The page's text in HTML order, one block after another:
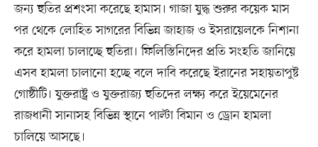
জন্য হুতির প্রশংসা করেছে হামাস। গাজা যুদ্ধ শুরুর কয়েক মাস
পর থেকে লোহিত সাগরের বিভিন্ন জাহাজ ও ইসরায়েলকে নিশানা
করে হামলা চালাচ্ছে হুতিরা। ফিলিস্তিনিদের প্রতি সংহতি জানিয়ে
এসব হামলা চালানো হচ্ছে বলে দাবি করেছে ইরানের সহায়তাপুষ্ট
গোষ্ঠীটি। যুক্তরাষ্ট্র ও যুক্তরাজ্য হুতিদের লক্ষ্য করে ইয়েমেনের
রাজধানী সানাসহ বিভিন্ন স্থানে পাল্টা বিমান ও ড্রোন হামলা
চালিয়ে আসছে।